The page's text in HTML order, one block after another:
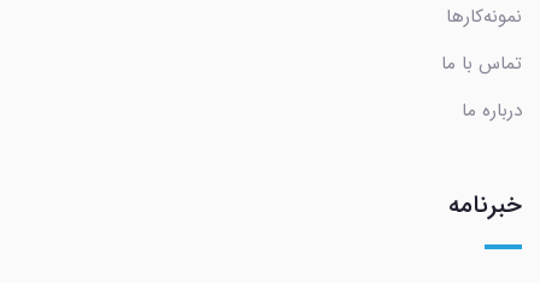
نمونه‌کارها
تماس با ما
درباره ما
خبرنامه